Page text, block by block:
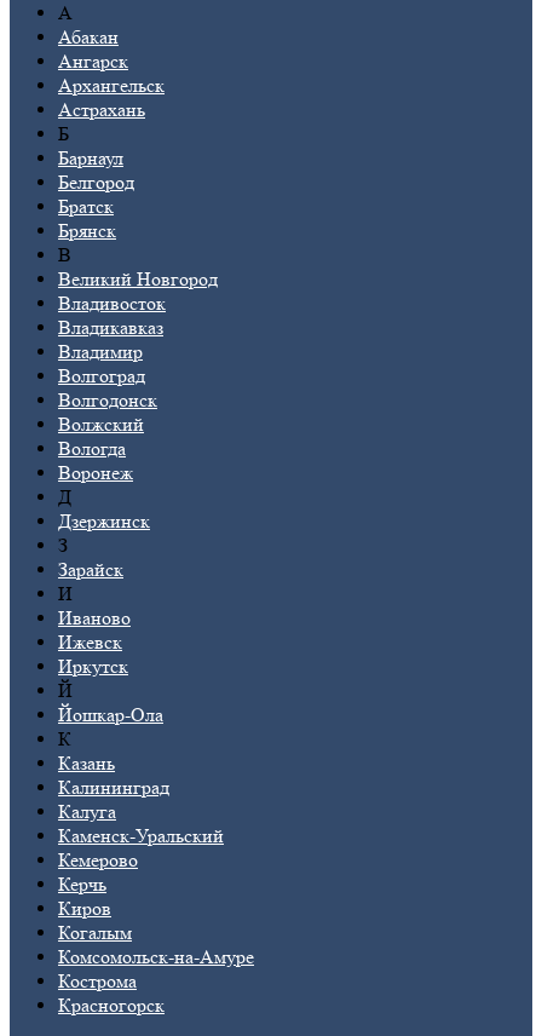
А
Абакан
Ангарск
Архангельск
Астрахань
Б
Барнаул
Белгород
Братск
Брянск
В
Великий Новгород
Владивосток
Владикавказ
Владимир
Волгоград
Волгодонск
Волжский
Вологда
Воронеж
Д
Дзержинск
З
Зарайск
И
Иваново
Ижевск
Иркутск
Й
Йошкар-Ола
К
Казань
Калининград
Калуга
Каменск-Уральский
Кемерово
Керчь
Киров
Когалым
Комсомольск-на-Амуре
Кострома
Красногорск